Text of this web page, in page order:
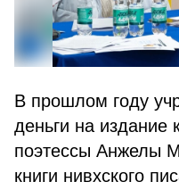
В прошлом году
деньги на издание
поэтессы Анжелы
книги нивхского